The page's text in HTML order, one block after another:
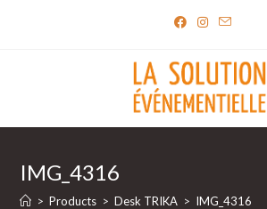
IMG_4316
> Products > Desk TRIKA > IMG_4316